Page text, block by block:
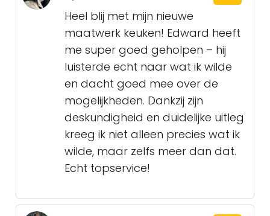
Heel blij met mijn nieuwe
maatwerk keuken! Edward heeft
me super goed geholpen – hij
luisterde echt naar wat ik wilde
en dacht goed mee over de
mogelijkheden. Dankzij zijn
deskundigheid en duidelijke uitleg
kreeg ik niet alleen precies wat ik
wilde, maar zelfs meer dan dat.
Echt topservice!